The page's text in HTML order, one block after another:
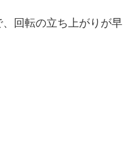
回転の立ち上がりが早